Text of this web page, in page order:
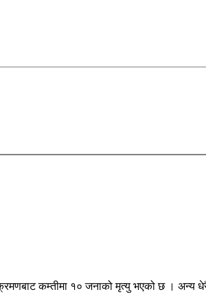
कम्तीमा १० जनाको मृत्यु भएको छ । अन्य